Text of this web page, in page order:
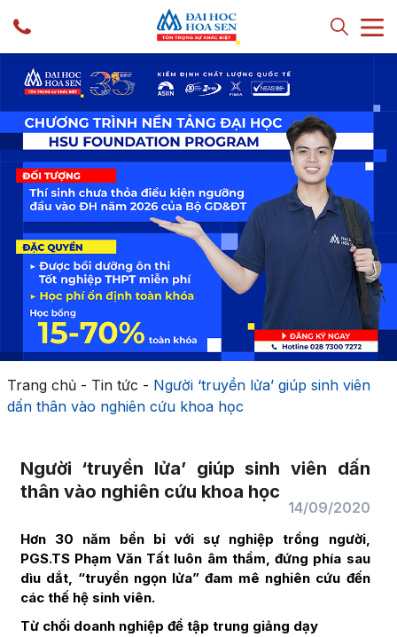
Trang chủ- Tin tức - Người ‘truyền lửa’ giúp sinh viên
dấn thân vào nghiên cứu khoa học
Người ‘truyền lửa’ giúp sinh viên dấn
thân vào nghiên cứu khoa học
14/09/2020
Hơn 30 năm bền bỉ với sự nghiệp trồng người,
PGS.TS Phạm Văn Tất luôn âm thầm, đứng phía sau
dìu dắt, “truyền ngọn lửa” đam mê nghiên cứu đến
các thế hệ sinh viên.
Từ chối doanh nghiệp để tập trung giảng dạy